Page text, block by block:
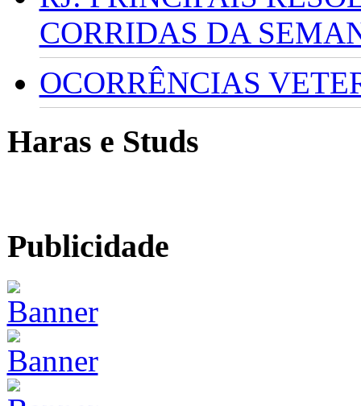
CORRIDAS DA
OCORRÊNCIAS
Haras e Studs
Publicidade